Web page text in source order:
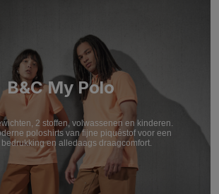
B&C My Polo
2 stoffen, volwassenen en kinderen.
poloshirts van fijne piquéstof voor een
bedrukking en alledaags draagcomfort.